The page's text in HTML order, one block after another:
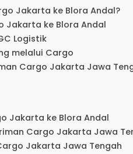
Jakarta ke Blora Andal?
Jakarta ke Blora Andal
Logistik
melalui Cargo
Cargo Jakarta Jawa
Jakarta ke Blora Andal
Cargo Jakarta Jawa
Jakarta Jawa Tengah